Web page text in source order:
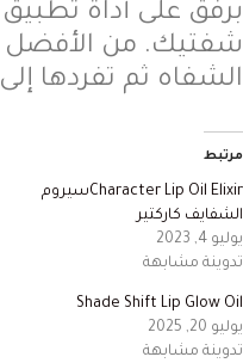
برفق على أداة تطبيق
شفتيك. من الأفضل
الشفاه ثم تفردها إلى
مرتبط
Character Lip Oil Elixirسيروم
الشفايف كاركتير
يوليو 4, 2023
تدوينة مشابهة
Shade Shift Lip Glow Oil
يوليو 20, 2025
تدوينة مشابهة